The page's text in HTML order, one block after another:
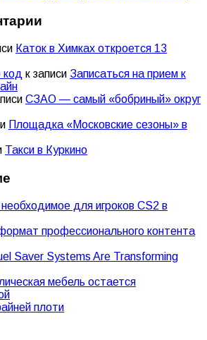
Каток в Химках откроется 13
код к записи Записаться на прием к
СЗАО — самый «бобриный» округ
Площадка «Московские сезоны» в
Такси в Куркино
для игроков CS2 в
профессионального контента
Saver Systems Are Transforming
мебель остается
плоти